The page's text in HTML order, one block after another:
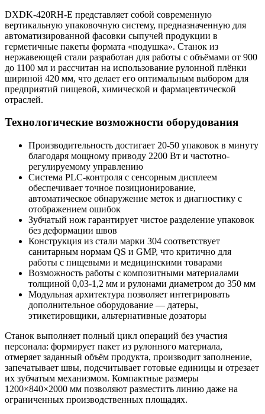
DXDK-420RH-E представляет собой современную
вертикальную упаковочную систему, предназначенную для
автоматизированной фасовки сыпучей продукции в
герметичные пакеты формата «подушка». Станок из
нержавеющей стали разработан для работы с объёмами от 900
до 1100 мл и рассчитан на использование рулонной плёнки
шириной 420 мм, что делает его оптимальным выбором для
предприятий пищевой, химической и фармацевтической
отраслей.
Технологические возможности оборудования
Производительность достигает 20-50 упаковок в минуту
благодаря мощному приводу 2200 Вт и частотно-
регулируемому управлению
Система PLC-контроля с сенсорным дисплеем
обеспечивает точное позиционирование,
автоматическое обнаружение меток и диагностику с
отображением ошибок
Зубчатый нож гарантирует чистое разделение упаковок
без деформации швов
Конструкция из стали марки 304 соответствует
санитарным нормам QS и GMP, что критично для
работы с пищевыми и медицинскими товарами
Возможность работы с композитными материалами
толщиной 0,03-1,2 мм и рулонами диаметром до 350 мм
Модульная архитектура позволяет интегрировать
дополнительное оборудование — датеры,
этикетировщики, альтернативные дозаторы
Станок выполняет полный цикл операций без участия
персонала: формирует пакет из рулонного материала,
отмеряет заданный объём продукта, производит заполнение,
запечатывает швы, подсчитывает готовые единицы и отрезает
их зубчатым механизмом. Компактные размеры
1200×840×2000 мм позволяют разместить линию даже на
ограниченных производственных площадях.